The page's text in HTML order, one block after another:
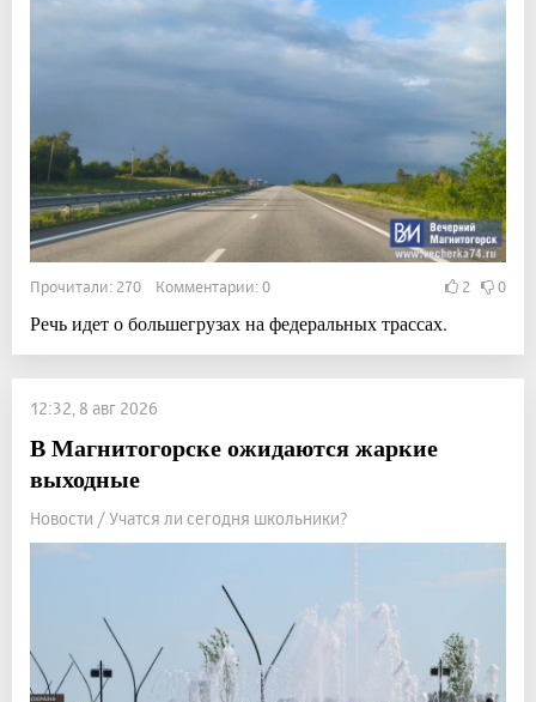
Прочитали: 270 Комментарии: 0 2 0
Речь идет о большегрузах на федеральных трассах.
12:32, 8 авг 2026
В Магнитогорске ожидаются жаркие
выходные
Новости / Учатся ли сегодня школьники?